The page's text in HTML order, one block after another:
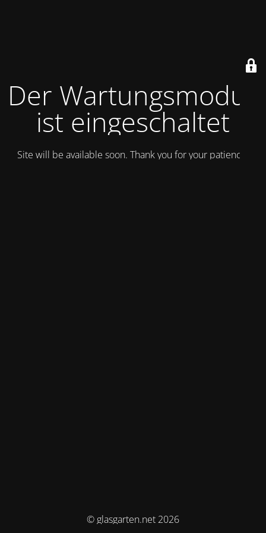
Der Wartungsmodus
ist eingeschaltet
Site will be available soon. Thank you for your patience!
© glasgarten.net 2026